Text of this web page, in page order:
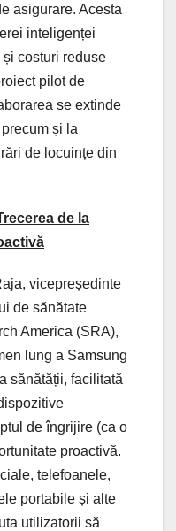
asigurare. Acesta
inteligenței
costuri reduse
pilot de
se extinde
și la
de locuințe din
de la
vicepreședinte
de sănătate
America (SRA),
lung a Samsung
sănătății, facilitată
de îngrijire (ca o
proactivă.
telefoanele,
portabile și alte
utilizatorii să